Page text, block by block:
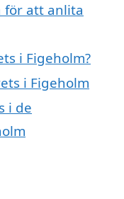
för att anlita
i Figeholm?
i Figeholm
i de